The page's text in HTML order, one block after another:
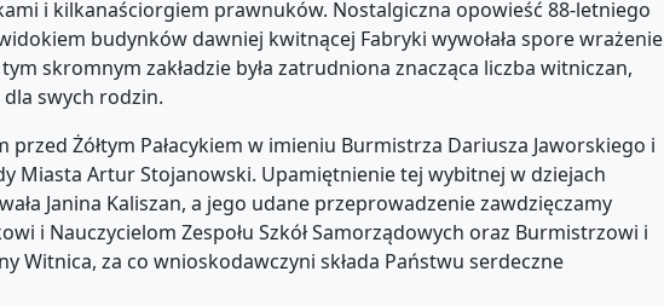
i kilkanaściorgiem prawnuków. Nostalgiczna opowieść 88-letniego
budynków dawniej kwitnącej Fabryki wywołała spore wrażenie
skromnym zakładzie była zatrudniona znacząca liczba witniczan,
swych rodzin.
Żółtym Pałacykiem w imieniu Burmistrza Dariusza Jaworskiego i
Miasta Artur Stojanowski. Upamiętnienie tej wybitnej w dziejach
Janina Kaliszan, a jego udane przeprowadzenie zawdzięczamy
i Nauczycielom Zespołu Szkół Samorządowych oraz Burmistrzowi i
Witnica, za co wnioskodawczyni składa Państwu serdeczne